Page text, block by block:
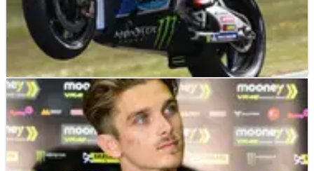
MOTOGP NEWS 30/06/22
Silly Season MotoGP: Rins Selangkah Lagi ke
LCR Honda
Dengan Alex Marquez sudah dikonfirmasi di Gresini Ducati,
Alex Rins semakin dekat dengan kursi LCR Honda, berikut ini